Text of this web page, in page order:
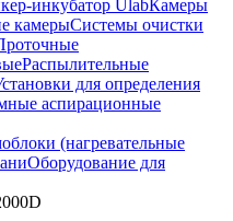
инкубатор UlabКамеры
камерыСистемы очистки
Распылительные
для определения
аспирационные
(нагревательные
Оборудование для